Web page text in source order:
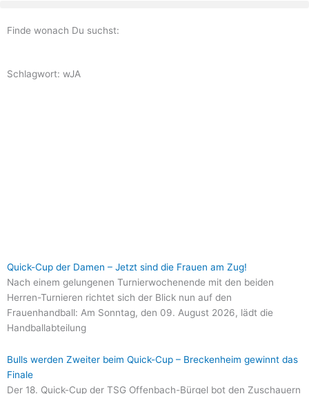
springen
Finde wonach Du suchst:
Schlagwort: wJA
Quick-Cup der Damen – Jetzt sind die Frauen am Zug!
Nach einem gelungenen Turnierwochenende mit den beiden
Herren-Turnieren richtet sich der Blick nun auf den
Frauenhandball: Am Sonntag, den 09. August 2026, lädt die
Handballabteilung
Bulls werden Zweiter beim Quick-Cup – Breckenheim gewinnt das
Finale
Der 18. Quick-Cup der TSG Offenbach-Bürgel bot den Zuschauern
Seite
Seite
Seite
Seite
Seite